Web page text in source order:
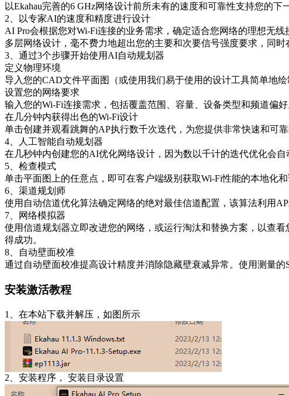
以Ekahau完善的6 GHz网络设计前所未有的速度和可靠性支持您的下
2、以专家AI的速度和精度进行设计
AI Pro会根据您对Wi-Fi连接的业务需求，确定适合您网络的理想无
多层网络设计，毫不费力地超出您的主要和次要信号强度要求，同
3、通过3个步骤开始使用AI自动规划器
定义物理环境
导入您的CAD文件平面图（或使用我们易于使用的设计工具简单地绘
设置您的网络要求
输入您的Wi-Fi连接需求，包括覆盖范围、容量、设备类型和频道偏好
在几分钟内获得出色的Wi-Fi设计
单击创建并观看跳舞的AP执行数千次迭代，为您提供非常快速和可靠
4、人工智能自动规划器
在几秒钟内创建您的AI优化网络设计，因为数以千计的迭代优化会
5、检查模式
单击平面图上的任意点，即可在客户端级别获取Wi-Fi性能的本地化
6、渠道规划师
使用自动信道优化算法确定网络的绝对最佳信道配置，该算法利用
7、网络模拟器
使用信道规划器立即改进您的网络，或运行淘汰和替换方案，以查
得成功。
8、自动壁面校准
通过自动壁面校准提高设计精度并消除隐藏壁衰减异常。使用测量
安装激活教程
1、在本站下载并解压，如图所示
2、安装程序， 安装目录设置